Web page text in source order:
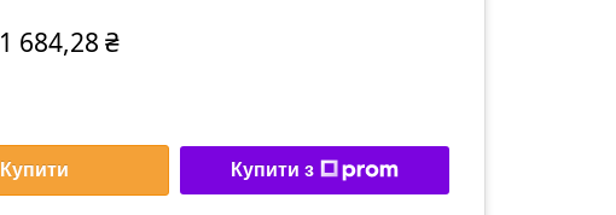
1 684,28 ₴
Купити Купити з